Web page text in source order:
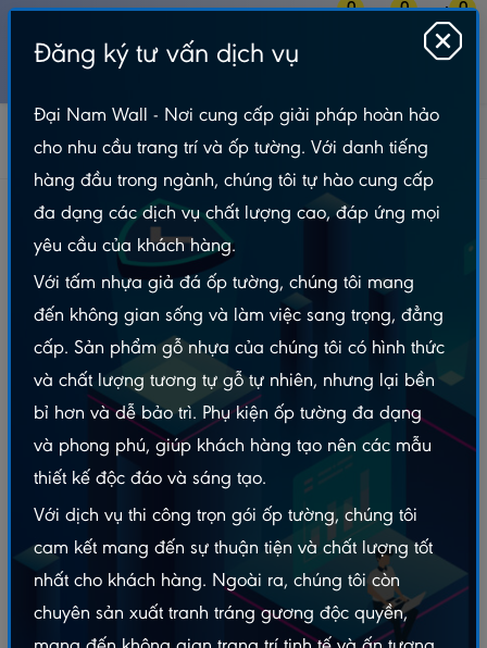
0 0 0
Thanh Lam Gỗ Nhựa Ngoài Trời
HWA-ĐN
Thanh Ốp Đa Năng Grey - TODN140x2200
Thanh Ốp Đa Năng Grey - TODN140x2200
Đăng ký tư vấn dịch vụ
Đại Nam Wall - Nơi cung cấp giải pháp hoàn hảo
cho nhu cầu trang trí và ốp tường. Với danh tiếng
hàng đầu trong ngành, chúng tôi tự hào cung cấp
đa dạng các dịch vụ chất lượng cao, đáp ứng mọi
yêu cầu của khách hàng.
Với tấm nhựa giả đá ốp tường, chúng tôi mang
đến không gian sống và làm việc sang trọng, đẳng
cấp. Sản phẩm gỗ nhựa của chúng tôi có hình thức
và chất lượng tương tự gỗ tự nhiên, nhưng lại bền
bỉ hơn và dễ bảo trì. Phụ kiện ốp tường đa dạng
và phong phú, giúp khách hàng tạo nên các mẫu
thiết kế độc đáo và sáng tạo.
Với dịch vụ thi công trọn gói ốp tường, chúng tôi
cam kết mang đến sự thuận tiện và chất lượng tốt
nhất cho khách hàng. Ngoài ra, chúng tôi còn
chuyên sản xuất tranh tráng gương độc quyền,